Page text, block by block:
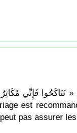
est
pas assurer